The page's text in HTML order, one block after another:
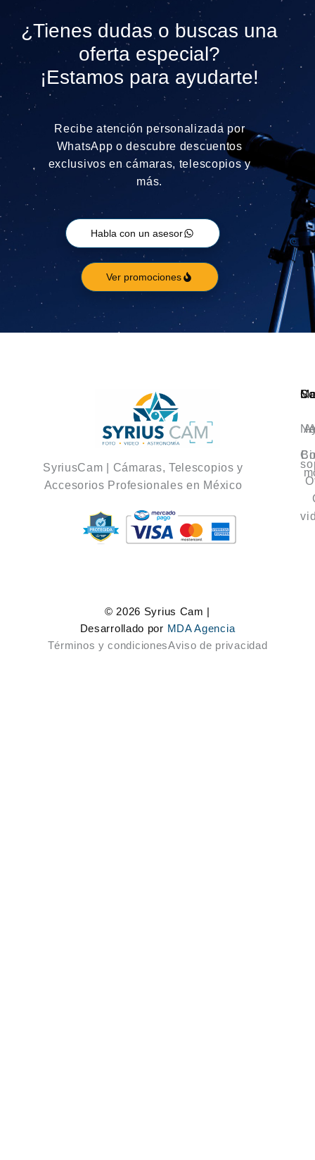
¿Tienes dudas o buscas una
oferta especial?
¡Estamos para ayudarte!
Recibe atención personalizada por
WhatsApp o descubre descuentos
exclusivos en cámaras, telescopios y
más.
Habla con un asesor
Ver promociones
SyriusCam | Cámaras, Telescopios y
Accesorios Profesionales en México
© 2026 Syrius Cam |
Desarrollado por MDA Agencia
Términos y condicionesAviso de privacidad